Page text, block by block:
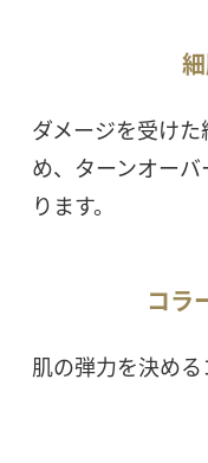
ダメージを受け
め、ターンオー
ります。
コラ
肌の弾力を決める